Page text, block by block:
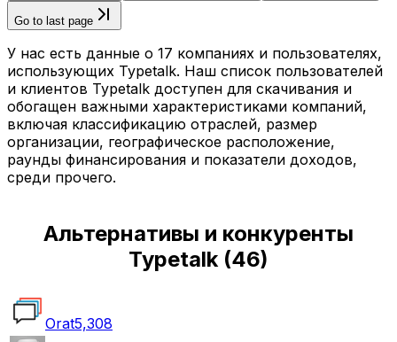
Go to last page
У нас есть данные о 17 компаниях и пользователях,
использующих Typetalk. Наш список пользователей
и клиентов Typetalk доступен для скачивания и
обогащен важными характеристиками компаний,
включая классификацию отраслей, размер
организации, географическое расположение,
раунды финансирования и показатели доходов,
среди прочего.
Альтернативы и конкуренты
Typetalk (46)
Orat5,308